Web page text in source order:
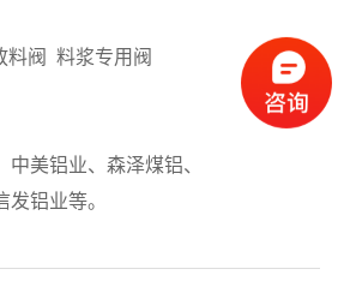
料阀 料浆专用阀
美铝业、森泽煤铝、
发铝业等。